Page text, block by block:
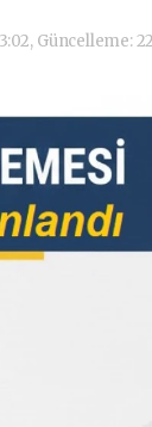
Güncelleme: